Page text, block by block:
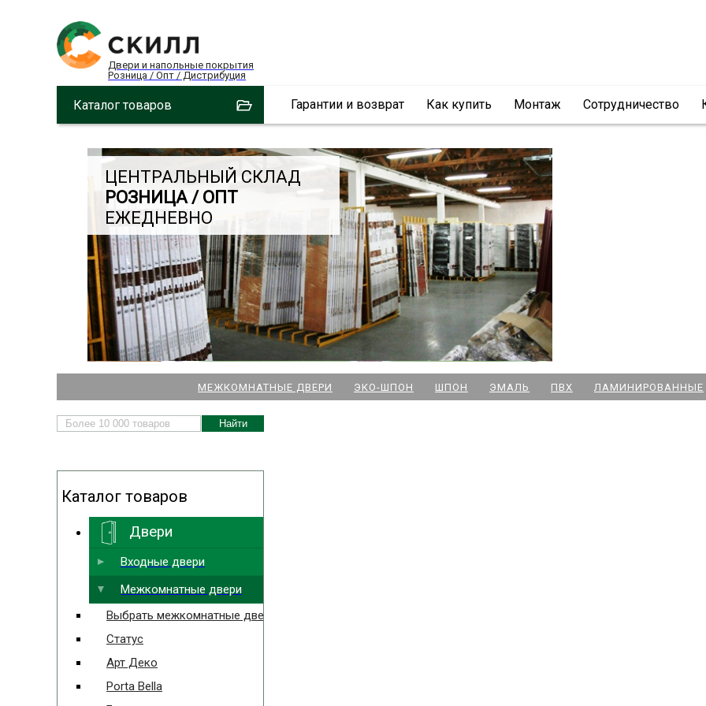
Двери и напольные покрытия
Розница / Опт / Дистрибуция
Каталог товаров Гарантии и возврат Как купить Монтаж Сотрудничество
ЦЕНТРАЛЬНЫЙ СКЛАД
РОЗНИЦА / ОПТ
ЕЖЕДНЕВНО
НАШИ МАГАЗИНЫ
ДВЕРЕЙ И ПАРКЕТА
м. Новочеркасская
м. Парк Победы
Выбрать ближайший
МЕЖКОМНАТНЫЕ ДВЕРИ ЭКО-ШПОН ШПОН ЭМАЛЬ ПВХ ЛАМИНИРОВАННЫЕ
Каталог товаров
Двери
Входные двери
Межкомнатные двери
Выбрать межкомнатные двери
Статус
Арт Деко
Porta Bella